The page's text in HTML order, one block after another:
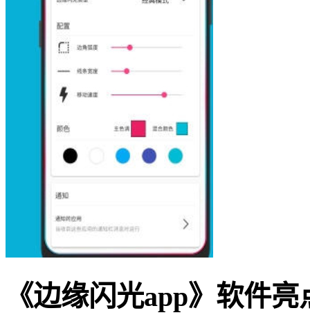
《边缘闪光app》软件亮